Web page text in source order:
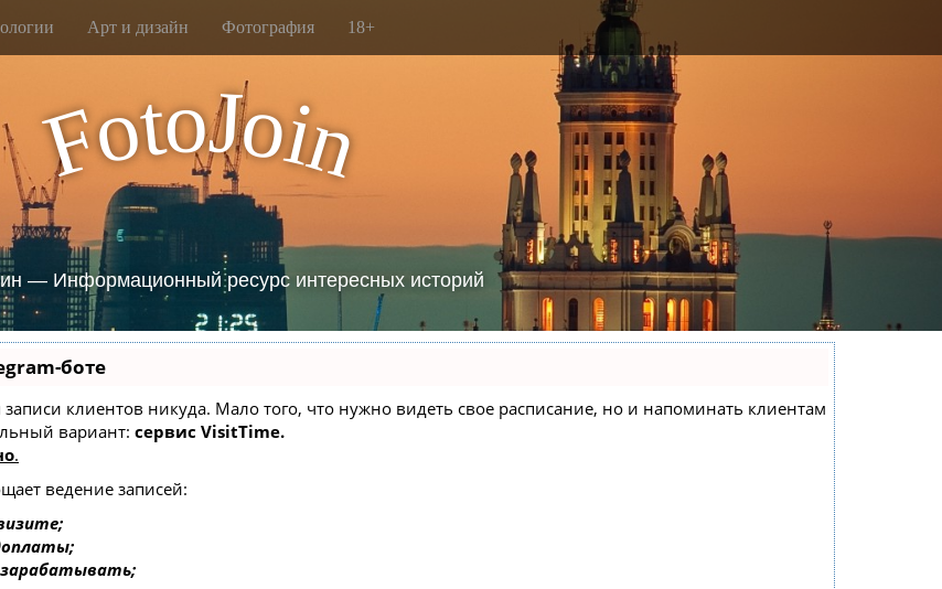
Арт и дизайн Фотография 18+
FotoJoin
— Информационный ресурс интересных историй
боте
записи клиентов никуда. Мало того, что нужно видеть свое расписание, но и напоминать клиентам
вариант: сервис VisitTime.
.
ведение записей: